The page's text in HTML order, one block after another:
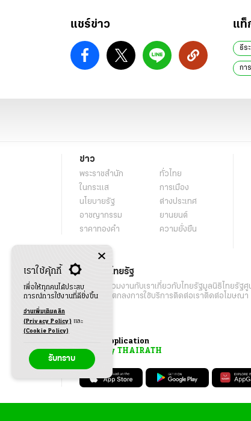
แชร์ข่าว แท็
ธีร
กา
ข่าว
พระราชสำนัก
ทั่วไทย
ในกระแส
การเมือง
นโยบายรัฐ
ต่างประเทศ
อาชญากรรม
ยานยนต์
ราคาทองคำ
ความยั่งยืน
เกี่ยวกับไทยรัฐ
กิจกรรม ร่วมงานกับเราเกี่ยวกับไทยรัฐมูลนิธิไทยรัฐศู
เงื่อนไขข้อตกลงการใช้บริการติดต่อเราติดต่อโฆษณา
Application
My THAIRATH
เราใช้คุ้กกี้
เพื่อให้ทุกคนได้ประสบ
การณ์การใช้งานที่ดียิ่งขึ้น
อ่านเพิ่มเติมคลิก
(Privacy Policy) และ
(Cookie Policy)
รับทราบ